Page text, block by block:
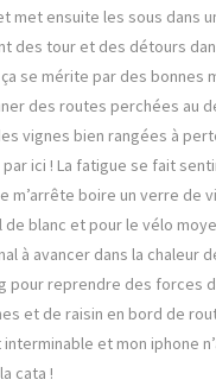
met ensuite les sous dans
des tour et des détours
se mérite par des bonnes
des routes perchées au
vignes bien rangées à
ici ! La fatigue se fait
boire un verre de
de blanc et pour le vélo
à avancer dans la chaleur
pour reprendre des forces
et de raisin en bord de
et mon iphone
cata !